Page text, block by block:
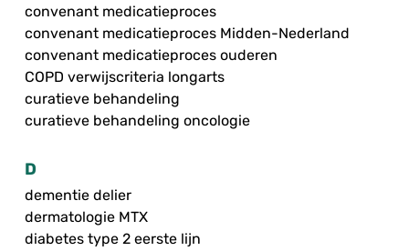
convenant medicatieproces
convenant medicatieproces Midden-Nederland
convenant medicatieproces ouderen
COPD verwijscriteria longarts
curatieve behandeling
curatieve behandeling oncologie
D
dementie delier
dermatologie MTX
diabetes type 2 eerste lijn